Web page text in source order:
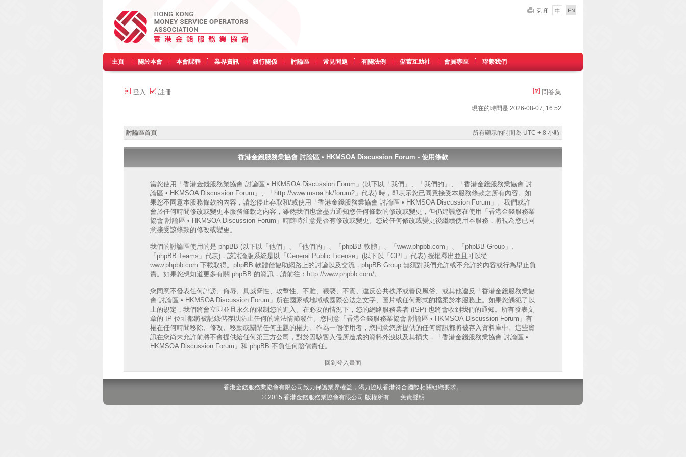
主頁 關於本會 本會課程 業界資訊 銀行關係 討論區 常見問題 有關法例 儲蓄互助社 會員專區 聯繫我們
登入 註冊 問答集
現在的時間是 2026-08-07, 16:52
討論區首頁 所有顯示的時間為 UTC + 8 小時
香港金錢服務業協會 討論區 • HKMSOA Discussion Forum - 使用條款
當您使用「香港金錢服務業協會 討論區 • HKMSOA Discussion Forum」(以下以「我們」、「我們的」、「香港金錢服務業協會 討
論區 • HKMSOA Discussion Forum」、「http://www.msoa.hk/forum2」代表) 時，即表示您已同意接受本服務條款之所有內容。如
果您不同意本服務條款的內容，請您停止存取和/或使用「香港金錢服務業協會 討論區 • HKMSOA Discussion Forum」。我們或許
會於任何時間修改或變更本服務條款之內容，雖然我們也會盡力通知您任何條款的修改或變更，但仍建議您在使用「香港金錢服務業
協會 討論區 • HKMSOA Discussion Forum」時隨時注意是否有修改或變更。您於任何修改或變更後繼續使用本服務，將視為您已同
意接受該條款的修改或變更。
我們的討論區使用的是 phpBB (以下以「他們」、「他們的」、「phpBB 軟體」、「www.phpbb.com」、「phpBB Group」、
「phpBB Teams」代表)，該討論版系統是以「 General Public License」(以下以「GPL」代表) 授權釋出並且可以從
www.phpbb.com 下載取得。phpBB 軟體僅協助網路上的討論以及交流，phpBB Group 無須對我們允許或不允許的內容或行為舉止負
責。如果您想知道更多有關 phpBB 的資訊，請前往： http://www.phpbb.com/。
您同意不發表任何誹謗、侮辱、具威脅性、攻擊性、不雅、猥褻、不實、違反公共秩序或善良風俗、或其他違反「香港金錢服務業協
會 討論區 • HKMSOA Discussion Forum」所在國家或地域或國際公法之文字、圖片或任何形式的檔案於本服務上。如果您觸犯了以
上的規定，我們將會立即並且永久的限制您的進入。在必要的情況下，您的網路服務業者 (ISP) 也將會收到我們的通知。所有發表文
章的 IP 位址都將被記錄儲存以防止任何的違法情節發生。您同意「香港金錢服務業協會 討論區 • HKMSOA Discussion Forum」有
權在任何時間移除、修改、移動或關閉任何主題的權力。作為一個使用者，您同意您所提供的任何資訊都將被存入資料庫中。這些資
訊在您尚未允許前將不會提供給任何第三方公司，對於因駭客入侵所造成的資料外洩以及其損失，「香港金錢服務業協會 討論區 •
HKMSOA Discussion Forum」和 phpBB 不負任何賠償責任。
回到登入畫面
香港金錢服務業協會有限公司致力保護業界權益，竭力協助香港符合國際相關組織要求。
© 2015 香港金錢服務業協會有限公司 版權所有 免責聲明